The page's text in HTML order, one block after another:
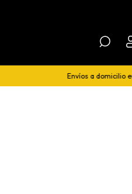
Envíos a domicilio